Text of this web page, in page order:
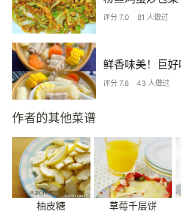
评分 7.0 81 人做过
评分 7.8 43 人做过
作者的其他菜谱
柚皮糖 草莓千层饼